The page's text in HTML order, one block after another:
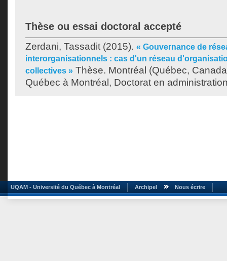
Thèse ou essai doctoral accepté
Zerdani, Tassadit (2015). « Gouvernance de
interorganisationnels : cas d'un réseau
collectives » Thèse. Montréal (Québec,
Québec à Montréal, Doctorat en
UQAM - Université du Québec à Montréal Archipel Nous écrire